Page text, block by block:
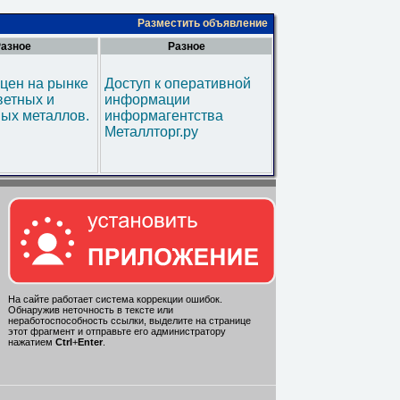
Разместить объявление
на рынке
и
металлов.
Разное
Доступ к оперативной
информации
информагентства
Металлторг.ру
На сайте работает система коррекции ошибок.
Обнаружив неточность в тексте или
неработоспособность ссылки, выделите на странице
этот фрагмент и отправьте его администратору
нажатием Ctrl +Enter.